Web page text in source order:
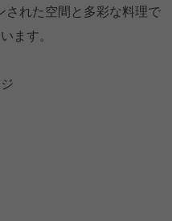
れた空間と多彩な料理で
ます。